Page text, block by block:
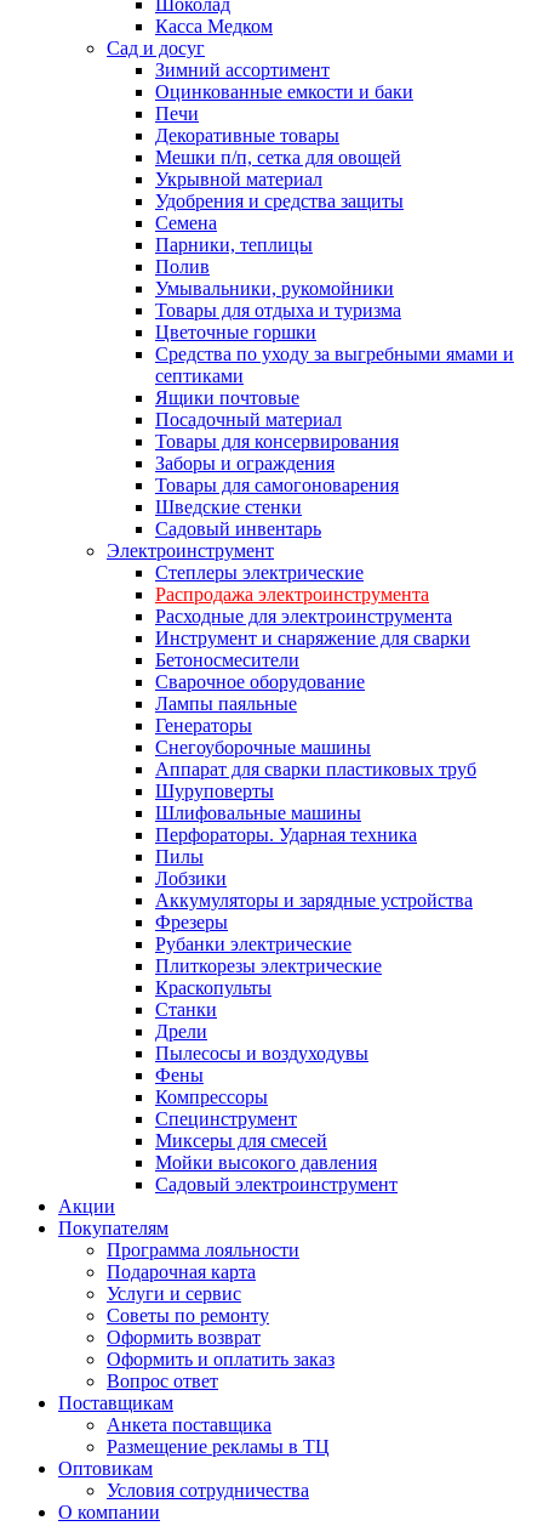
Касса Медком
Сад и досуг
Зимний ассортимент
Оцинкованные емкости и баки
Печи
Декоративные товары
Мешки п/п, сетка для овощей
Укрывной материал
Удобрения и средства защиты
Семена
Парники, теплицы
Полив
Умывальники, рукомойники
Товары для отдыха и туризма
Цветочные горшки
Средства по уходу за выгребными ямами и
септиками
Ящики почтовые
Посадочный материал
Товары для консервирования
Заборы и ограждения
Товары для самогоноварения
Шведские стенки
Садовый инвентарь
Электроинструмент
Степлеры электрические
Распродажа электроинструмента
Расходные для электроинструмента
Инструмент и снаряжение для сварки
Бетоносмесители
Сварочное оборудование
Лампы паяльные
Генераторы
Снегоуборочные машины
Аппарат для сварки пластиковых труб
Шуруповерты
Шлифовальные машины
Перфораторы. Ударная техника
Пилы
Лобзики
Аккумуляторы и зарядные устройства
Фрезеры
Рубанки электрические
Плиткорезы электрические
Краскопульты
Станки
Дрели
Пылесосы и воздуходувы
Фены
Компрессоры
Специнструмент
Миксеры для смесей
Мойки высокого давления
Садовый электроинструмент
Акции
Покупателям
Программа лояльности
Подарочная карта
Услуги и сервис
Советы по ремонту
Оформить возврат
Оформить и оплатить заказ
Вопрос ответ
Поставщикам
Анкета поставщика
Размещение рекламы в ТЦ
Оптовикам
Условия сотрудничества
О компании